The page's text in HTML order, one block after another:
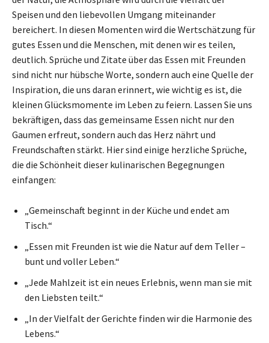
Speisen und den liebevollen Umgang miteinander
bereichert. In diesen Momenten wird die Wertschätzung für
gutes Essen und die Menschen, mit denen wir es teilen,
deutlich. Sprüche und Zitate über das Essen mit Freunden
sind nicht nur hübsche Worte, sondern auch eine Quelle der
Inspiration, die uns daran erinnert, wie wichtig es ist, die
kleinen Glücksmomente im Leben zu feiern. Lassen Sie uns
bekräftigen, dass das gemeinsame Essen nicht nur den
Gaumen erfreut, sondern auch das Herz nährt und
Freundschaften stärkt. Hier sind einige herzliche Sprüche,
die die Schönheit dieser kulinarischen Begegnungen
einfangen:
„Gemeinschaft beginnt in der Küche und endet am
Tisch.“
„Essen mit Freunden ist wie die Natur auf dem Teller –
bunt und voller Leben.“
„Jede Mahlzeit ist ein neues Erlebnis, wenn man sie mit
den Liebsten teilt.“
„In der Vielfalt der Gerichte finden wir die Harmonie des
Lebens.“